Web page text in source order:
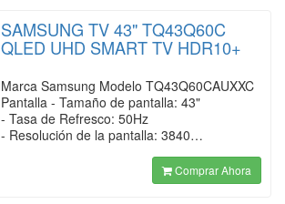
SAMSUNG TV 43" TQ43Q60C
QLED UHD SMART TV HDR10+
Marca Samsung Modelo TQ43Q60CAUXXC
Pantalla - Tamaño de pantalla: 43"
- Tasa de Refresco: 50Hz
- Resolución de la pantalla: 3840…
Comprar Ahora